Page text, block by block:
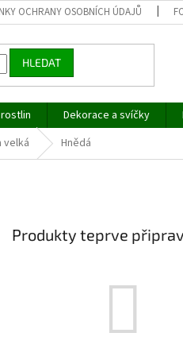
OCHRANY OSOBNÍCH ÚDAJŮ
HLEDAT
Dekorace a svíčky
velká Hnědá
Produkty teprve